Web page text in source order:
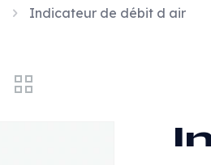
Indicateur de débit d air